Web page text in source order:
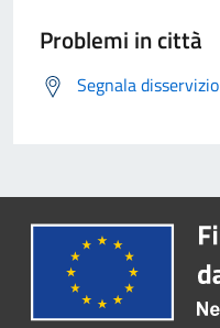
Problemi in città
Segnala disservizio